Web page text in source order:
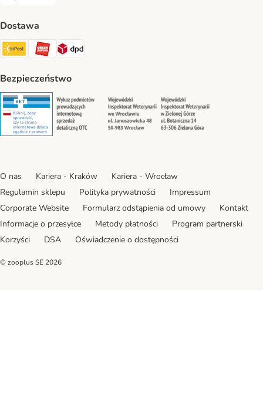
Dostawa
Paczkomat® Shipping Method
ORLEN Paczka Shipping Method
Bezpieczeństwo
Security Security Security
O nas Kariera - Kraków
Kariera - Wrocław
Regulamin sklepu
Polityka prywatności
Impressum
Corporate Website
Formularz odstąpienia od umowy
Kontakt
Informacje o przesyłce
Metody płatności
Program partnerski
Korzyści
DSA Oświadczenie o dostępności
© zooplus SE 2026